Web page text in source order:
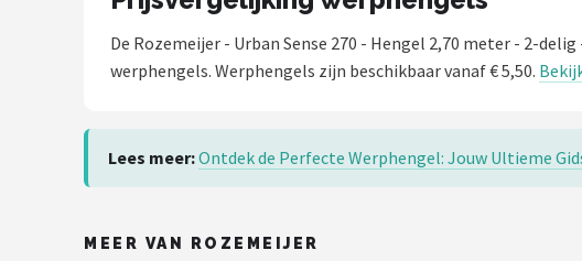
Fox Rage
Gamakatsu
De Rozemeijer - Urban Sense 270 - Hengel 2,70 meter - 2-
werphengels. Werphengels zijn beschikbaar vanaf € 5,50.
Lees meer:Ontdek de Perfecte Werphengel: Jouw Ultieme
MEER VAN ROZEMEIJER